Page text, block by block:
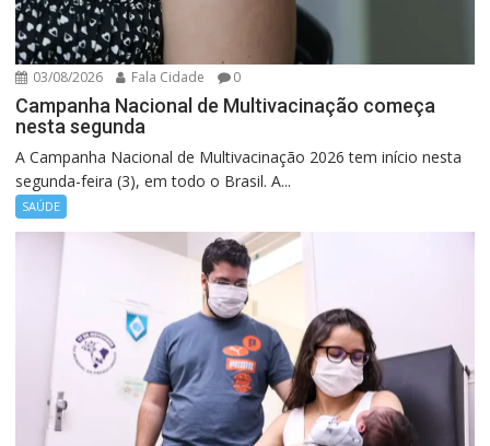
03/08/2026 Fala Cidade 0
Campanha Nacional de Multivacinação começa
nesta segunda
A Campanha Nacional de Multivacinação 2026 tem início nesta
segunda-feira (3), em todo o Brasil. A...
SAÚDE